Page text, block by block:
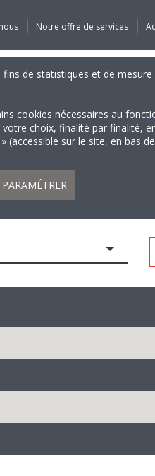
Notre offre de services
de statistiques et de mesure
cookies nécessaires au
choix, finalité par finalité,
sur le site, en bas
PARAMÉTRER